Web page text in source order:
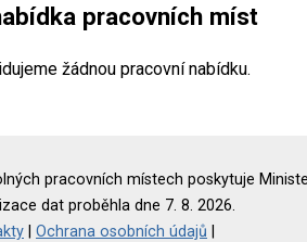
pracovních míst
žádnou pracovní nabídku.
pracovních místech poskytuje
dat proběhla dne 7. 8. 2026.
Ochrana osobních údajů